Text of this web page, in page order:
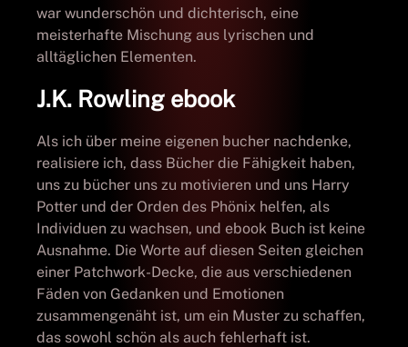
war wunderschön und dichterisch, eine
meisterhafte Mischung aus lyrischen und
alltäglichen Elementen.
J.K. Rowling ebook
Als ich über meine eigenen bucher nachdenke,
realisiere ich, dass Bücher die Fähigkeit haben,
uns zu bücher uns zu motivieren und uns Harry
Potter und der Orden des Phönix helfen, als
Individuen zu wachsen, und ebook Buch ist keine
Ausnahme. Die Worte auf diesen Seiten gleichen
einer Patchwork-Decke, die aus verschiedenen
Fäden von Gedanken und Emotionen
zusammengenäht ist, um ein Muster zu schaffen,
das sowohl schön als auch fehlerhaft ist.